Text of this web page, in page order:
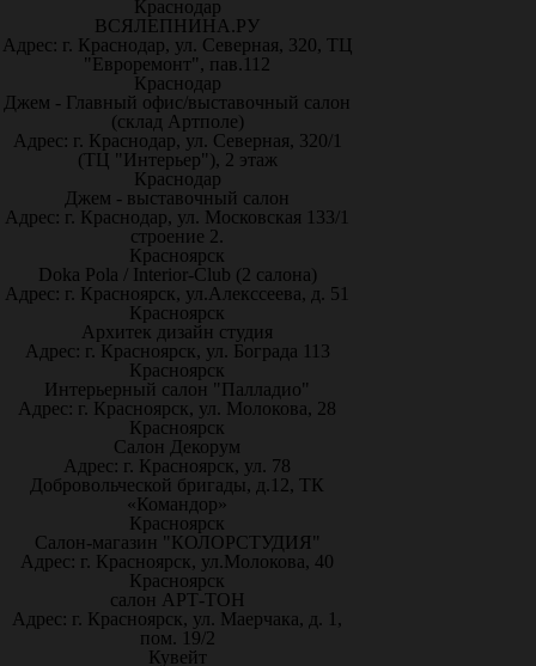
Краснодар
ВСЯЛЕПНИНА.РУ
Адрес: г. Краснодар, ул. Северная, 320, ТЦ
"Евроремонт", пав.112
Краснодар
Джем - Главный офис/выставочный салон
(склад Артполе)
Адрес: г. Краснодар, ул. Северная, 320/1
(ТЦ "Интерьер"), 2 этаж
Краснодар
Джем - выставочный салон
Адрес: г. Краснодар, ул. Московская 133/1
строение 2.
Красноярск
Doka Pola / Interior-Club (2 салона)
Адрес: г. Красноярск, ул.Алекссеева, д. 51
Красноярск
Архитек дизайн студия
Адрес: г. Красноярск, ул. Бограда 113
Красноярск
Интерьерный салон "Палладио"
Адрес: г. Красноярск, ул. Молокова, 28
Красноярск
Салон Декорум
Адрес: г. Красноярск, ул. 78
Добровольческой бригады, д.12, ТК
«Командор»
Красноярск
Салон-магазин "КОЛОРСТУДИЯ"
Адрес: г. Красноярск, ул.Молокова, 40
Красноярск
салон АРТ-ТОН
Адрес: г. Красноярск, ул. Маерчака, д. 1,
пом. 19/2
Кувейт